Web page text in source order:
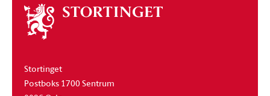
Om
stortinget
Stortinget
Postboks 1700 Sentrum